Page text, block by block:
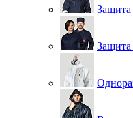
Защита
Защита